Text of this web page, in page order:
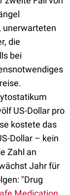
unerwarteten
die
bei
US-Dollar pro
kostete das
Dollar – kein
Zahl an
Jahr für
"Drug